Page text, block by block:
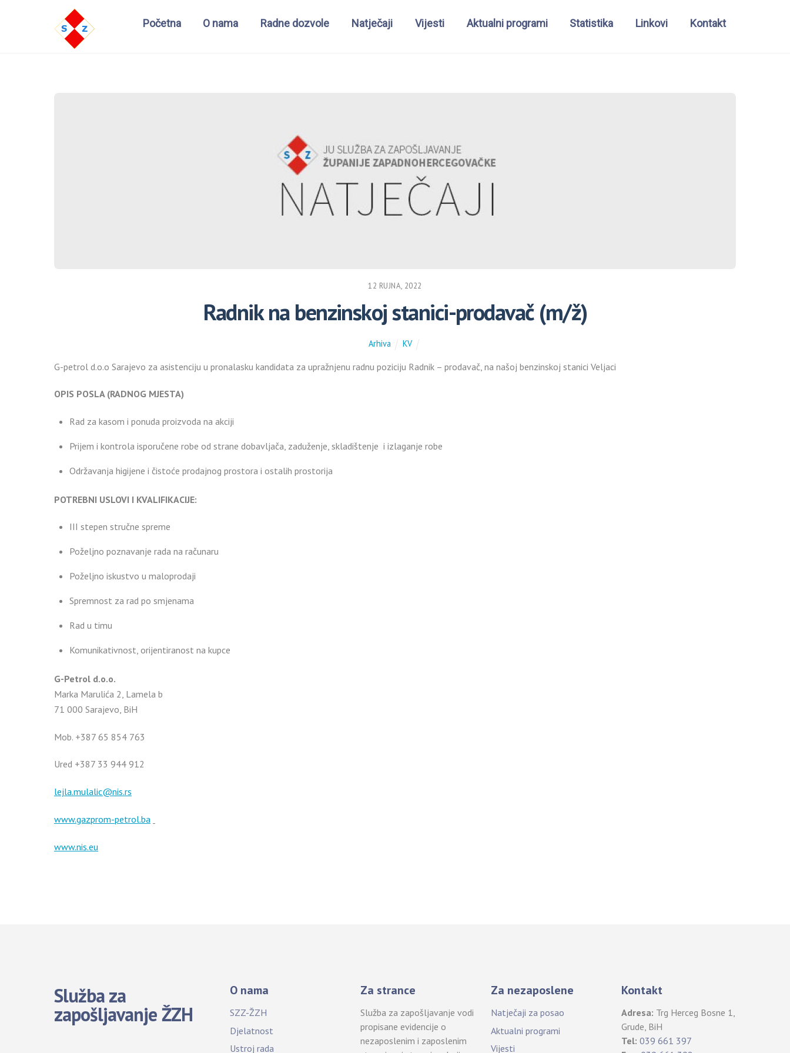
Početna O nama Radne dozvole Natječaji Vijesti Aktualni programi Statistika Linkovi Kontakt
12 RUJNA, 2022
Radnik na benzinskoj stanici-prodavač (m/ž)
Arhiva KV
G-petrol d.o.o Sarajevo za asistenciju u pronalasku kandidata za upražnjenu radnu poziciju Radnik – prodavač, na našoj benzinskoj stanici Veljaci
OPIS POSLA (RADNOG MJESTA)
Rad za kasom i ponuda proizvoda na akciji
Prijem i kontrola isporučene robe od strane dobavljača, zaduženje, skladištenje i izlaganje robe
Održavanja higijene i čistoće prodajnog prostora i ostalih prostorija
POTREBNI USLOVI I KVALIFIKACIJE:
III stepen stručne spreme
Poželjno poznavanje rada na računaru
Poželjno iskustvo u maloprodaji
Spremnost za rad po smjenama
Rad u timu
Komunikativnost, orijentiranost na kupce
G-Petrol d.o.o.
Marka Marulića 2, Lamela b
71 000 Sarajevo, BiH
Моb. +387 65 854 763
Ured +387 33 944 912
lejla.mulalic@nis.rs
www.gazprom-petrol.ba
www.nis.eu
Služba za
zapošljavanje ŽZH
O nama
SZZ-ŽZH
Djelatnost
Ustroj rada
Za strance
Služba za zapošljavanje vodi
propisane evidencije o
nezaposlenim i zaposlenim
Za nezaposlene
Natječaji za posao
Aktualni programi
Vijesti
Kontakt
Adresa: Trg Herceg Bosne 1,
Grude, BiH
Tel: 039 661 397